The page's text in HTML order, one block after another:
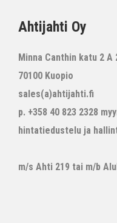
Ahtijahti Oy
Minna Canthin katu 2 A
70100 Kuopio
sales(a)ahtijahti.fi
p. +358 40 823 2328
hintatiedustelu ja
m/s Ahti 219 tai m/b